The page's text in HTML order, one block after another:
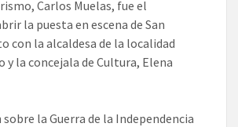
Carlos Muelas, fue el
la puesta en escena de San
con la alcaldesa de la localidad
y la concejala de Cultura, Elena
la Guerra de la Independencia